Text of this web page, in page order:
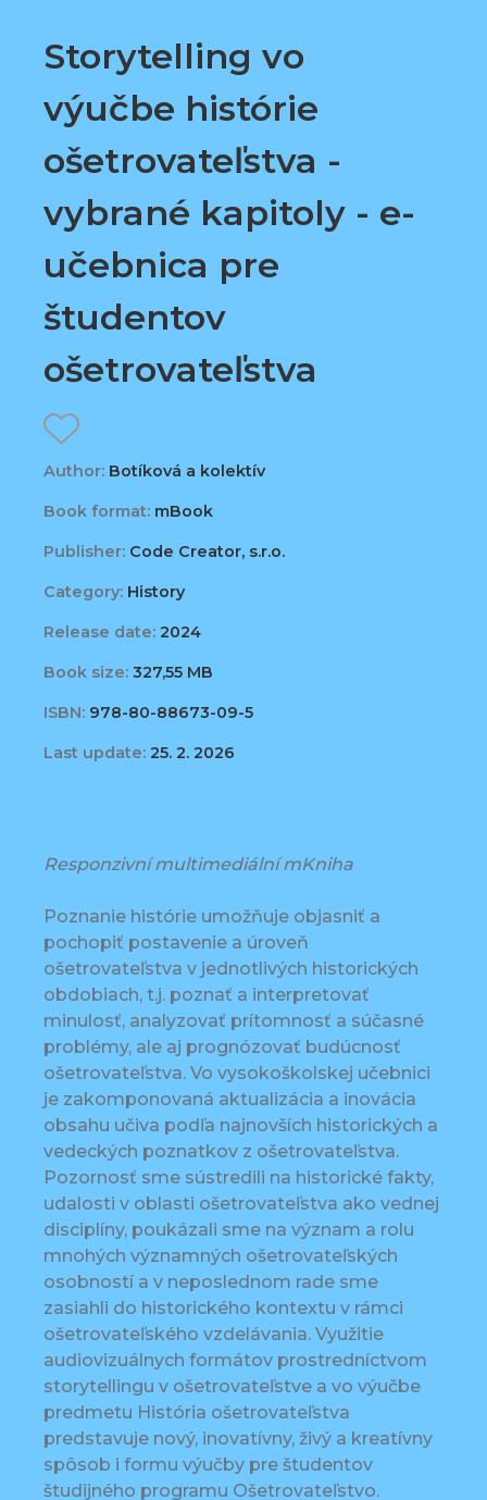
Storytelling vo
výučbe histórie
ošetrovateľstva -
vybrané kapitoly - e-
učebnica pre
študentov
ošetrovateľstva
Author: Botíková a kolektív
Book format: mBook
Publisher: Code Creator, s.r.o.
Category: History
Release date: 2024
Book size: 327,55 MB
ISBN: 978-80-88673-09-5
Last update: 25. 2. 2026
Responzivní multimediální mKniha
Poznanie histórie umožňuje objasniť a
pochopiť postavenie a úroveň
ošetrovateľstva v jednotlivých historických
obdobiach, t.j. poznať a interpretovať
minulosť, analyzovať prítomnosť a súčasné
problémy, ale aj prognózovať budúcnosť
ošetrovateľstva. Vo vysokoškolskej učebnici
je zakomponovaná aktualizácia a inovácia
obsahu učiva podľa najnovších historických a
vedeckých poznatkov z ošetrovateľstva.
Pozornosť sme sústredili na historické fakty,
udalosti v oblasti ošetrovateľstva ako vednej
disciplíny, poukázali sme na význam a rolu
mnohých významných ošetrovateľských
osobností a v neposlednom rade sme
zasiahli do historického kontextu v rámci
ošetrovateľského vzdelávania. Využitie
audiovizuálnych formátov prostredníctvom
storytellingu v ošetrovateľstve a vo výučbe
predmetu História ošetrovateľstva
predstavuje nový, inovatívny, živý a kreatívny
spôsob i formu výučby pre študentov
študijného programu Ošetrovateľstvo.